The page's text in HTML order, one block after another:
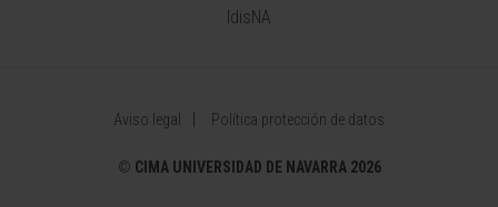
IdisNA
Aviso legal Política protección de datos
© CIMA UNIVERSIDAD DE NAVARRA 2026